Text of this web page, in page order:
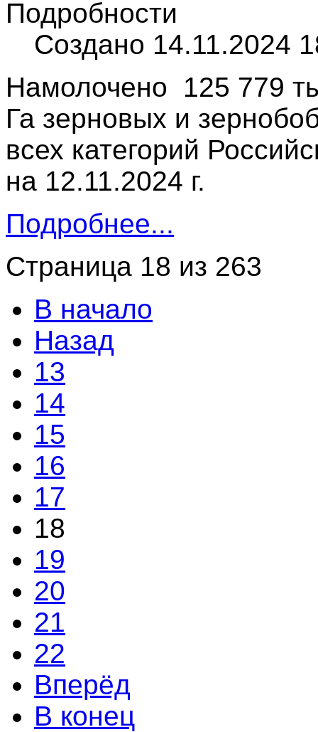
Подробности
Создано 14.11.2024
Намолочено 125 779
Га зерновых и
всех категорий
на 12.11.2024 г.
Подробнее...
Страница 18 из 263
В начало
Назад
13
14
15
16
17
18
19
20
21
22
Вперёд
В конец